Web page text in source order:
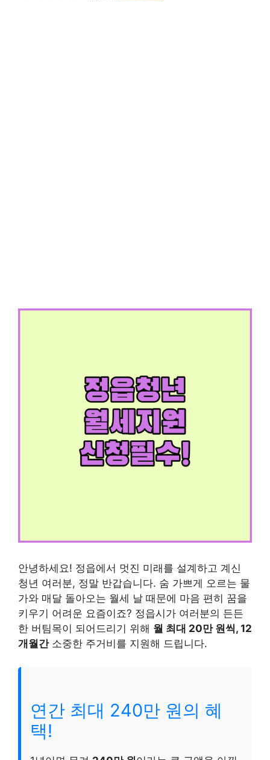
안녕하세요! 정읍에서 멋진 미래를 설계하고 계신
청년 여러분, 정말 반갑습니다. 숨 가쁘게 오르는 물
가와 매달 돌아오는 월세 날 때문에 마음 편히 꿈을
키우기 어려운 요즘이죠? 정읍시가 여러분의 든든
한 버팀목이 되어드리기 위해 월 최대 20만 원씩, 12
개월간소중한 주거비를 지원해 드립니다.
연간 최대 240만 원의 혜
택!